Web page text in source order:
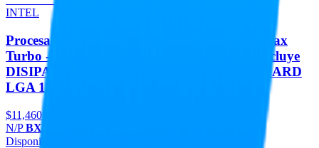
INTEL
Procesador IntelCorei9-14900F de 5.8 GHz Max
Turbo - 24 Core, 32 Threads, 36Mb Cache incluye
DISIPADOR requiere Gráficos MOTHERBOARD
LGA 1700 Intel
$11,460
N/PBX8071514900F
Disponible